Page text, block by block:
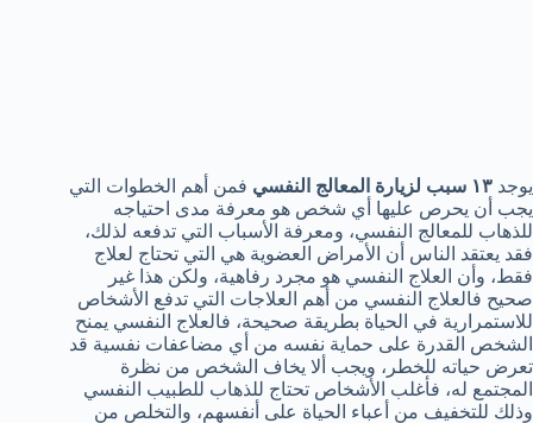
يوجد ١٣ سبب لزيارة المعالج النفسي
فمن أهم الخطوات التي
يجب أن يحرص عليها أي شخص هو معرفة مدى احتياجه
للذهاب للمعالج النفسي، ومعرفة الأسباب التي تدفعه لذلك،
فقد يعتقد الناس أن الأمراض العضوية هي التي تحتاج لعلاج
فقط، وأن العلاج النفسي هو مجرد رفاهية، ولكن هذا غير
صحيح فالعلاج النفسي من أهم العلاجات التي تدفع الأشخاص
للاستمرارية في الحياة بطريقة صحيحة، فالعلاج النفسي يمنح
الشخص القدرة على حماية نفسه من أي مضاعفات نفسية قد
تعرض حياته للخطر، ويجب ألا يخاف الشخص من نظرة
المجتمع له، فأغلب الأشخاص تحتاج للذهاب للطبيب النفسي
وذلك للتخفيف من أعباء الحياة على أنفسهم، والتخلص من